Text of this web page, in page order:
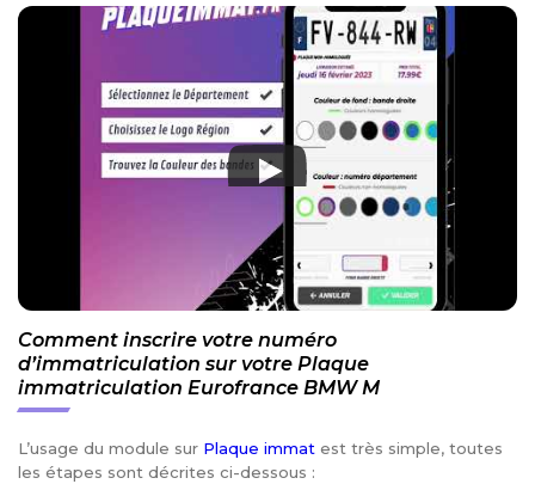
Comment inscrire votre numéro
d’immatriculation sur votre Plaque
immatriculation Eurofrance BMW M
L’usage du module sur Plaque immat est très simple, toutes
les étapes sont décrites ci-dessous :